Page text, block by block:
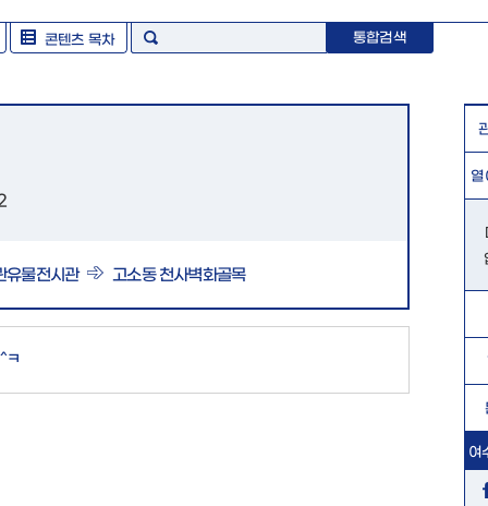
콘텐츠 목차 통합검색
유물전시관 고소동 천사벽화골목
ㅋ
열
여